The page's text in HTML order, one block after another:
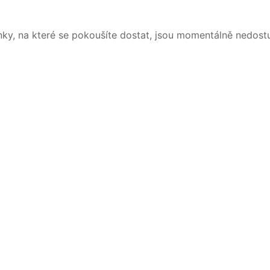
na které se pokoušíte dostat, jsou momentálně